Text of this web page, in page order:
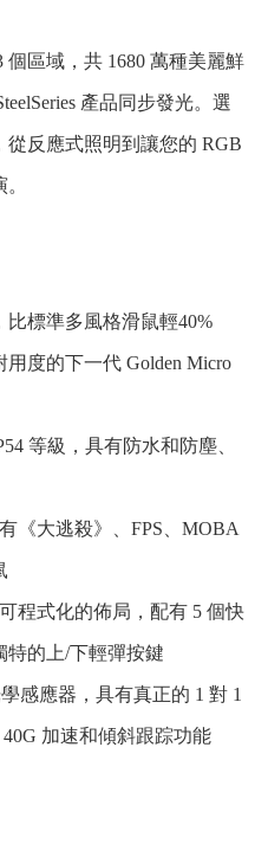
區域，共 1680 萬種美麗鮮
產品同步發光。選
反應式照明到讓您的 RGB
比標準多風格滑鼠輕40%
度的下一代 Golden Micro
等級，具有防水和防塵、
《大逃殺》、FPS、MOBA
程式化的佈局，配有 5 個快
特的上/下輕彈按鍵
感應器，具有真正的 1 對 1
40G 加速和傾斜跟踪功能